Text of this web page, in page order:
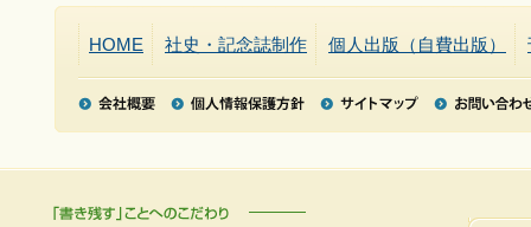
HOME 社史・記念誌制作 個人出版（自費出版）